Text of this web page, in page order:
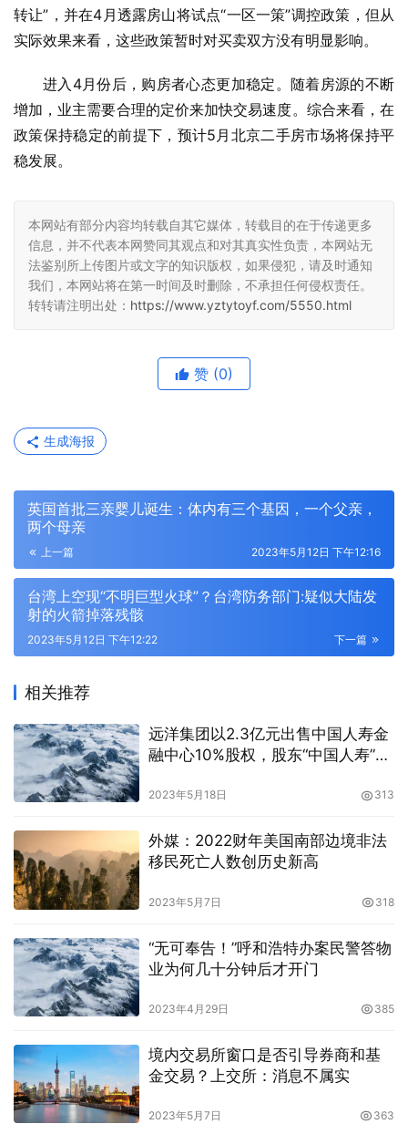
转让”，并在4月透露房山将试点“一区一策”调控政策，但从
实际效果来看，这些政策暂时对买卖双方没有明显影响。
进入4月份后，购房者心态更加稳定。随着房源的不断
增加，业主需要合理的定价来加快交易速度。综合来看，在
政策保持稳定的前提下，预计5月北京二手房市场将保持平
稳发展。
本网站有部分内容均转载自其它媒体，转载目的在于传递更多
信息，并不代表本网赞同其观点和对其真实性负责，本网站无
法鉴别所上传图片或文字的知识版权，如果侵犯，请及时通知
我们，本网站将在第一时间及时删除，不承担任何侵权责任。
转转请注明出处： https://www.yztytoyf.com/5550.html
赞 (0)
生成海报
英国首批三亲婴儿诞生：体内有三个基因，一个父亲，
两个母亲
上一篇 2023年5月12日 下午12:16
台湾上空现“不明巨型火球”？台湾防务部门:疑似大陆发
射的火箭掉落残骸
下一篇
2023年5月12日 下午12:22
相关推荐
远洋集团以2.3亿元出售中国人寿金
融中心10%股权，股东“中国人寿”接
2023年5月18日 313
外媒：2022财年美国南部边境非法
移民死亡人数创历史新高
2023年5月7日 318
“无可奉告！”呼和浩特办案民警答物
业为何几十分钟后才开门
2023年4月29日 385
境内交易所窗口是否引导券商和基
金交易？上交所：消息不属实
2023年5月7日 363